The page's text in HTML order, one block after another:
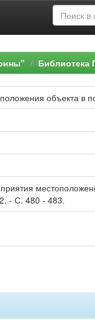
Библиотека
объекта в
- С. 480 - 483.